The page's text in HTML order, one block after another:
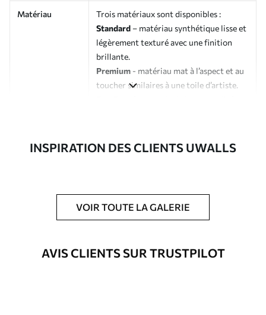
Matériau
Trois matériaux sont disponibles :
Standard – matériau synthétique lisse et
légèrement texturé avec une finition
brillante.
Premium - matériau mat à l’aspect et au
toucher similaires à une toile d’artiste.
Possibilité d'ajouter un vernis
protecteur pour renforcer la durabilité
du tableau.
Matériaux disponibles
INSPIRATION DES CLIENTS UWALLS
VOIR TOUTE LA GALERIE
AVIS CLIENTS SUR TRUSTPILOT